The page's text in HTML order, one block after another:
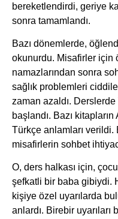
bereketlendirdi, geriye
sonra tamamlandı.
Bazı dönemlerde,
okunurdu. Misafirler için
namazlarından sonra
sağlık problemleri
zaman azaldı.
başlandı. Bazı
Türkçe anlamları verildi.
misafirlerin sohbet
O, ders halkası için,
şefkatli bir baba gibiydi.
kişiye özel uyarılarda
anlardı. Birebir